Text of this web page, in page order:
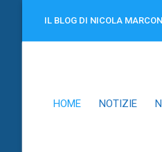
contenuto
IL BLOG DI NICOLA
HOME NOTIZIE